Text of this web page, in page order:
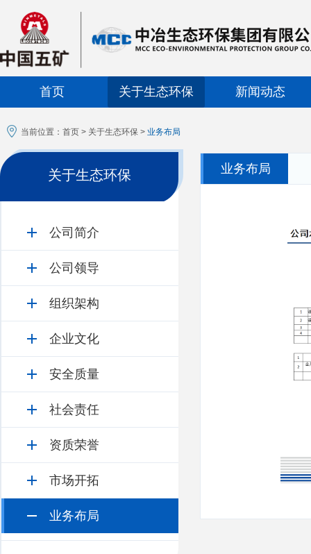
首页 关于生态环保 新闻动态
当前位置： 首页 > 关于生态环保 > 业务布局
关于生态环保
公司简介
公司领导
组织架构
企业文化
安全质量
社会责任
资质荣誉
市场开拓
业务布局
业务布局